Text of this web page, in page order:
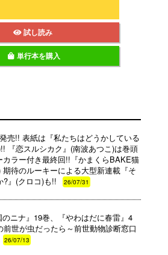
試し読み
単行本を購入
売!! 表紙は『私たちはどうかしている
『恋スルシカク』(南波あつこ)は巻頭
ラー付き最終回!!『かまくらBAKE猫
待のルーキーによる大型新連載『そ
?』(クロコ)も!!
26/07/31
ニナ』19巻、『やわはだに春雷』4
世が虫だったら～前世動物診断窓口
26/07/13